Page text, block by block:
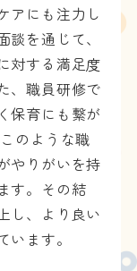
アにも注力し
を通じて、
対する満足度
、職員研修で
保育にも繋が
のような職
やりがいを持
す。その結
し、より良い
ます。